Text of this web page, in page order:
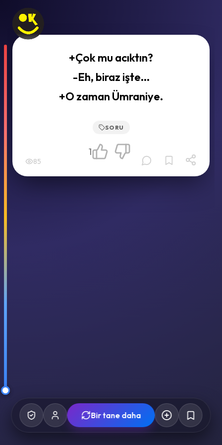
+Çok mu acıktın?
-Eh, biraz işte...
+O zaman Ümraniye.
SORU
85
1
Bir tane daha